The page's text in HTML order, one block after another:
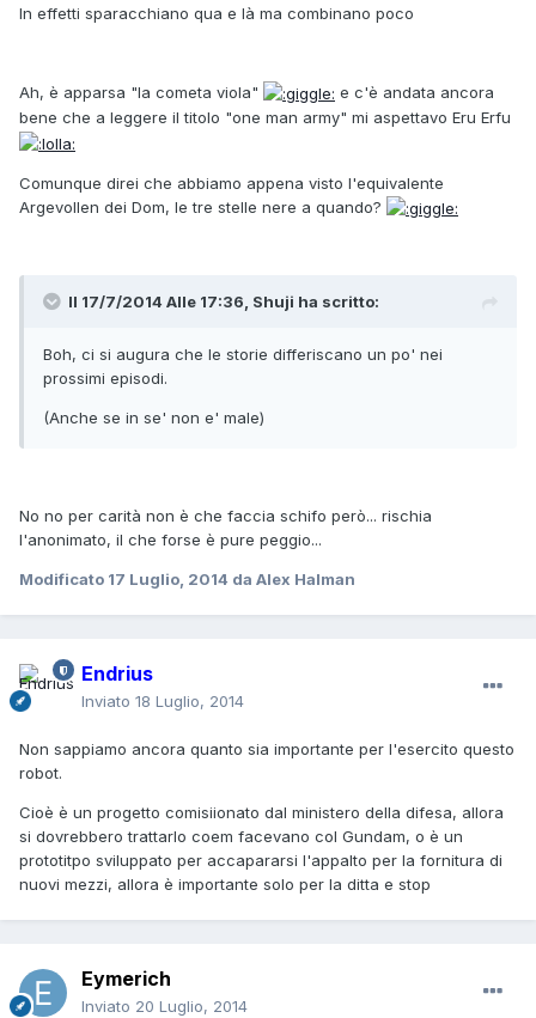
In effetti sparacchiano qua e là ma combinano poco
Ah, è apparsa "la cometa viola"
e c'è andata ancora
bene che a leggere il titolo "one man army" mi aspettavo Eru Erfu
Comunque direi che abbiamo appena visto l'equivalente
Argevollen dei Dom, le tre stelle nere a quando?
Il 17/7/2014 Alle 17:36, Shuji ha scritto:
Boh, ci si augura che le storie differiscano un po' nei
prossimi episodi.
(Anche se in se' non e' male)
No no per carità non è che faccia schifo però... rischia
l'anonimato, il che forse è pure peggio...
Modificato 17 Luglio, 2014 da Alex Halman
Endrius
Inviato 18 Luglio, 2014
Non sappiamo ancora quanto sia importante per l'esercito questo
robot.
Cioè è un progetto comisiionato dal ministero della difesa, allora
si dovrebbero trattarlo coem facevano col Gundam, o è un
prototitpo sviluppato per accapararsi l'appalto per la fornitura di
nuovi mezzi, allora è importante solo per la ditta e stop
Eymerich
Inviato 20 Luglio, 2014